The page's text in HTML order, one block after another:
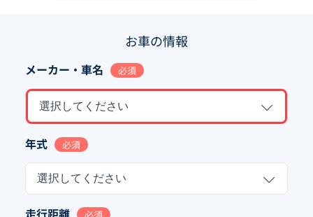
お車の情報
メーカー・車名 必須
選択してください
年式 必須
選択してください